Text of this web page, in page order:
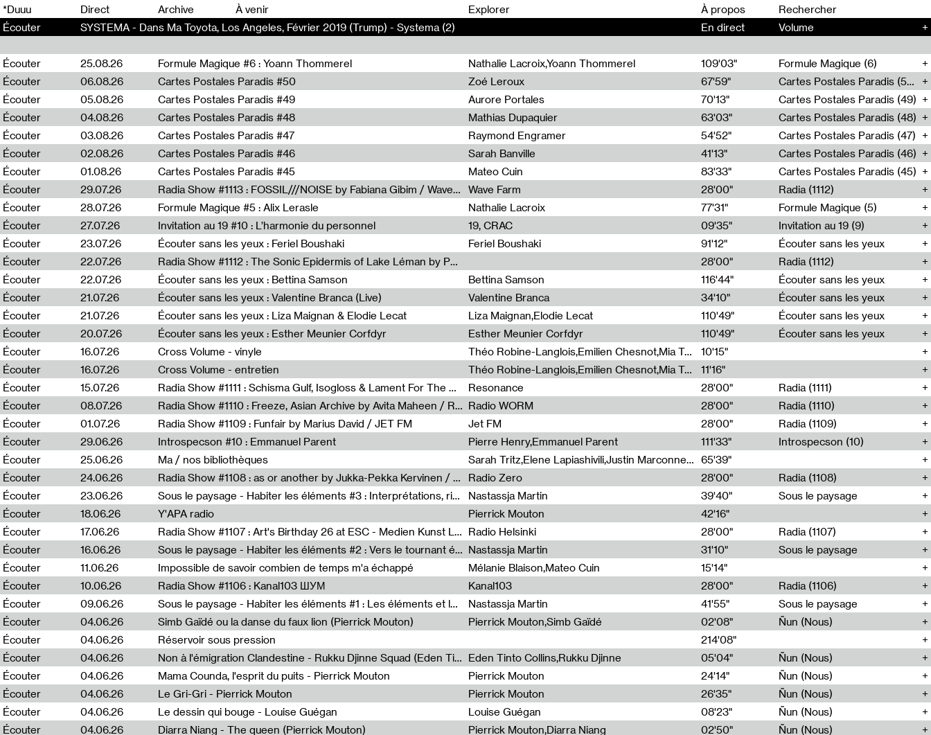
*Duuu Direct Archive À venir Explorer
À propos
Écouter
SYSTEMA - Dans Ma Toyota, Los Angeles, Février 2019 (Trump) - Systema (2) En direct Volume +
Écouter 25.08.26 Formule Magique #6 : Yoann Thommerel Nathalie Lacroix,Yoann Thommerel 109'03"
Formule Magique (6)
Écouter
06.08.26 Cartes Postales Paradis #50 Zoé Leroux 67'59"
Cartes Postales Paradis (50)
Écouter
05.08.26 Cartes Postales Paradis #49 Aurore Portales 70'13"
Cartes Postales Paradis (49)
Écouter
04.08.26 Cartes Postales Paradis #48 Mathias Dupaquier 63'03"
Cartes Postales Paradis (48)
Écouter
03.08.26 Cartes Postales Paradis #47 Raymond Engramer 54'52"
Cartes Postales Paradis (47)
Écouter
02.08.26 Cartes Postales Paradis #46 Sarah Banville 41'13"
Cartes Postales Paradis (46)
Écouter
01.08.26 Cartes Postales Paradis #45 Mateo Cuin 83'33"
Cartes Postales Paradis (45)
Écouter
29.07.26 Radia Show #1113 : FOSSIL///NOISE by Fabiana Gibim / Wave Farm Wave Farm 28'00"
Radia (1112)
Écouter
28.07.26 Formule Magique #5 : Alix Lerasle Nathalie Lacroix 77'31"
Formule Magique (5)
Écouter
27.07.26 Invitation au 19 #10 : L’harmonie du personnel 19, CRAC 09'35"
Invitation au 19 (9)
Écouter
23.07.26 Écouter sans les yeux : Feriel Boushaki Feriel Boushaki 91'12"
Écouter sans les yeux
Écouter
22.07.26 Radia Show #1112 : The Sonic Epidermis of Lake Léman by Paul Courlet / Guest Slot 28'00"
Radia (1112)
Écouter
22.07.26 Écouter sans les yeux : Bettina Samson Bettina Samson 116'44"
Écouter sans les yeux
Écouter
21.07.26 Écouter sans les yeux : Valentine Branca (Live) Valentine Branca 34'10"
Écouter sans les yeux
Écouter
21.07.26 Écouter sans les yeux : Liza Maignan & Elodie Lecat Liza Maignan,Elodie Lecat 110'49"
Écouter sans les yeux
Écouter
20.07.26 Écouter sans les yeux : Esther Meunier Corfdyr Esther Meunier Corfdyr 110'49"
Écouter sans les yeux
Écouter
16.07.26 Cross Volume - vinyle Théo Robine-Langlois,Emilien Chesnot,Mia Trabalon
10'15"
Écouter
16.07.26 Cross Volume - entretien Théo Robine-Langlois,Emilien Chesnot,Mia Trabalon
11'16"
Écouter
15.07.26 Radia Show #1111 : Schisma Gulf, Isogloss & Lament For The Old Clock By Harvey Young / Resonance Resonance 28'00"
Radia (1111)
Écouter
08.07.26 Radia Show #1110 : Freeze, Asian Archive by Avita Maheen / Radio Worm Radio WORM 28'00"
Radia (1110)
Écouter
01.07.26 Radia Show #1109 : Funfair by Marius David / JET FM Jet FM 28'00"
Radia (1109)
Écouter
29.06.26 Introspecson #10 : Emmanuel Parent Pierre Henry,Emmanuel Parent 111'33"
Introspecson (10)
Écouter
25.06.26 Ma / nos bibliothèques Sarah Tritz,Elene Lapiashivili,Justin Marconnet,Mateo Cuche,Esther Lechevalier,Suzie Lecroart,Romance Castelet
65'39"
Écouter
24.06.26 Radia Show #1108 : as or another by Jukka-Pekka Kervinen / Rádio Zero Radio Zero 28'00"
Radia (1108)
Écouter
23.06.26 Sous le paysage - Habiter les éléments #3 : Interprétations, rituels et symboliques des éléments Nastassja Martin 39'40"
Sous le paysage
Écouter
18.06.26 Y'APA radio Pierrick Mouton
42'16"
Écouter
17.06.26 Radia Show #1107 : Art's Birthday 26 at ESC - Medien Kunst Labor Radio Helsinki 28'00"
Radia (1107)
Écouter
16.06.26 Sous le paysage - Habiter les éléments #2 : Vers le tournant élémentaire Nastassja Martin 31'10"
Sous le paysage
Écouter
11.06.26 Impossible de savoir combien de temps m'a échappé Mélanie Blaison,Mateo Cuin
15'14"
Écouter
10.06.26 Radia Show #1106 : Kanal103 ШУМ Kanal103 28'00"
Radia (1106)
Écouter
09.06.26 Sous le paysage - Habiter les éléments #1 : Les éléments et les débordements du vivant Nastassja Martin 41'55"
Sous le paysage
Écouter
04.06.26 Simb Gaïdé ou la danse du faux lion (Pierrick Mouton) Pierrick Mouton,Simb Gaïdé 02'08"
Ñun (Nous)
Écouter
04.06.26 Réservoir sous pression
214'08"
Écouter
04.06.26 Non à l'émigration Clandestine - Rukku Djinne Squad (Eden Tinto Collins) Eden Tinto Collins,Rukku Djinne 05'04"
Ñun (Nous)
Écouter
04.06.26 Mama Counda, l'esprit du puits - Pierrick Mouton Pierrick Mouton 24'14"
Ñun (Nous)
Écouter
04.06.26 Le Gri-Gri - Pierrick Mouton Pierrick Mouton 26'35"
Ñun (Nous)
Écouter
04.06.26 Le dessin qui bouge - Louise Guégan Louise Guégan 08'23"
Ñun (Nous)
Écouter
04.06.26 Diarra Niang - The queen (Pierrick Mouton) Pierrick Mouton,Diarra Niang 02'50"
Ñun (Nous)
00 00
00 00